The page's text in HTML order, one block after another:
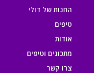
החנות של דולי
טיפים
אודות
מתכונים וטיפים
צרו קשר